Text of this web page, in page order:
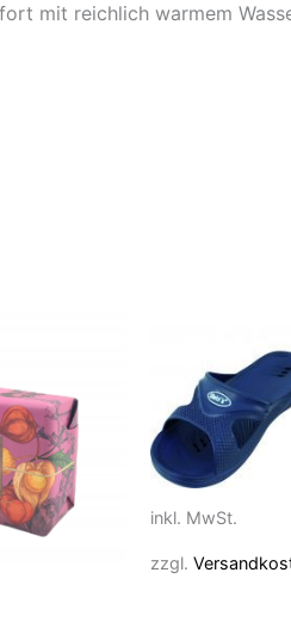
mit reichlich warmem
inkl. MwSt.
zzgl.
weist
mehrere
Varianten
auf.
Die
können